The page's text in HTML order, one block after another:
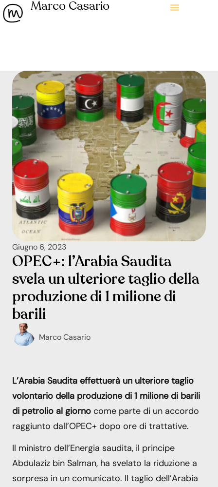
Marco Casario
Giugno 6, 2023
OPEC+: l’Arabia Saudita
svela un ulteriore taglio della
produzione di 1 milione di
barili
Marco Casario
L’Arabia Saudita effettuerà un ulteriore taglio
volontario della produzione di 1 milione di barili
di petrolio al giorno come parte di un accordo
raggiunto dall’OPEC+ dopo ore di trattative.
Il ministro dell’Energia saudita, il principe
Abdulaziz bin Salman, ha svelato la riduzione a
sorpresa in un comunicato. Il taglio dell’Arabia